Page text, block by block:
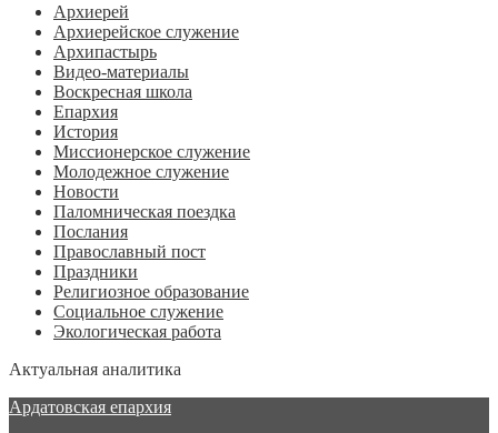
Архиерей
Архиерейское служение
Архипастырь
Видео-материалы
Воскресная школа
Епархия
История
Миссионерское служение
Молодежное служение
Новости
Паломническая поездка
Послания
Православный пост
Праздники
Религиозное образование
Социальное служение
Экологическая работа
Актуальная аналитика
Ардатовская епархия